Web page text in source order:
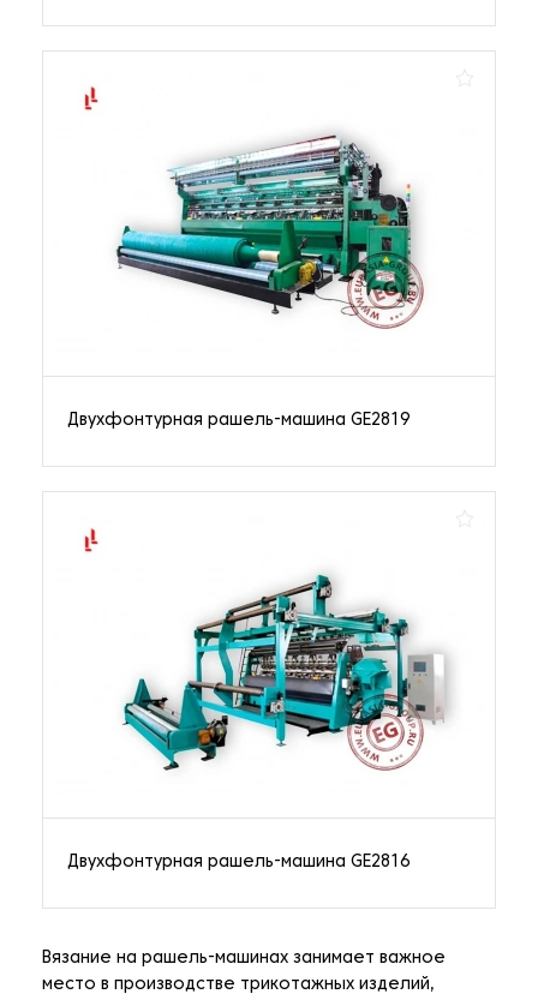
Двухфонтурная рашель-машина GE2819
Двухфонтурная рашель-машина GE2816
Вязание на рашель-машинах занимает важное
место в производстве трикотажных изделий,